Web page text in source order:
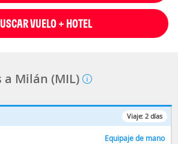
VUELO + HOTEL
Milán (MIL)
Viaje: 2 días
Equipaje de mano